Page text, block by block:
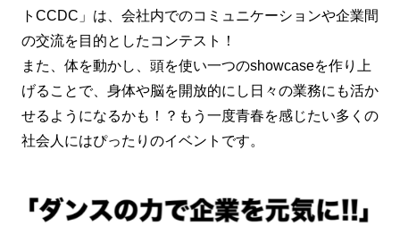
トCCDC」は、会社内でのコミュニケーションや企業間
の交流を目的としたコンテスト！
また、体を動かし、頭を使い一つのshowcaseを作り上
げることで、身体や脳を開放的にし日々の業務にも活か
せるようになるかも！？もう一度青春を感じたい多くの
社会人にはぴったりのイベントです。